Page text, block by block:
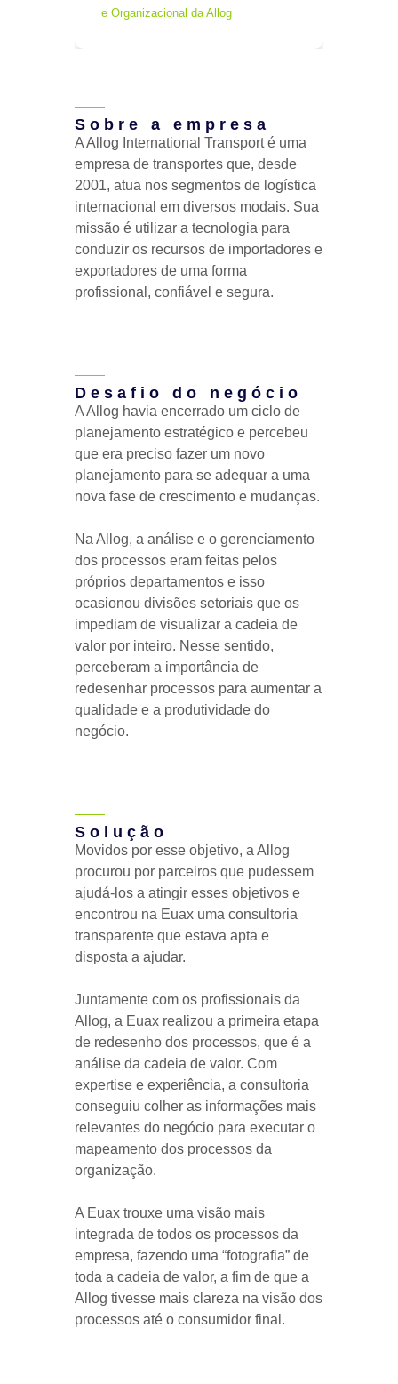
e Organizacional da Allog
Sobre a empresa
A Allog International Transport é uma
empresa de transportes que, desde
2001, atua nos segmentos de logística
internacional em diversos modais. Sua
missão é utilizar a tecnologia para
conduzir os recursos de importadores e
exportadores de uma forma
profissional, confiável e segura.
Desafio do negócio
A Allog havia encerrado um ciclo de
planejamento estratégico e percebeu
que era preciso fazer um novo
planejamento para se adequar a uma
nova fase de crescimento e mudanças.
Na Allog, a análise e o gerenciamento
dos processos eram feitas pelos
próprios departamentos e isso
ocasionou divisões setoriais que os
impediam de visualizar a cadeia de
valor por inteiro. Nesse sentido,
perceberam a importância de
redesenhar processos para aumentar a
qualidade e a produtividade do
negócio.
Solução
Movidos por esse objetivo, a Allog
procurou por parceiros que pudessem
ajudá-los a atingir esses objetivos e
encontrou na Euax uma consultoria
transparente que estava apta e
disposta a ajudar.
Juntamente com os profissionais da
Allog, a Euax realizou a primeira etapa
de redesenho dos processos, que é a
análise da cadeia de valor. Com
expertise e experiência, a consultoria
conseguiu colher as informações mais
relevantes do negócio para executar o
mapeamento dos processos da
organização.
A Euax trouxe uma visão mais
integrada de todos os processos da
empresa, fazendo uma “fotografia” de
toda a cadeia de valor, a fim de que a
Allog tivesse mais clareza na visão dos
processos até o consumidor final.